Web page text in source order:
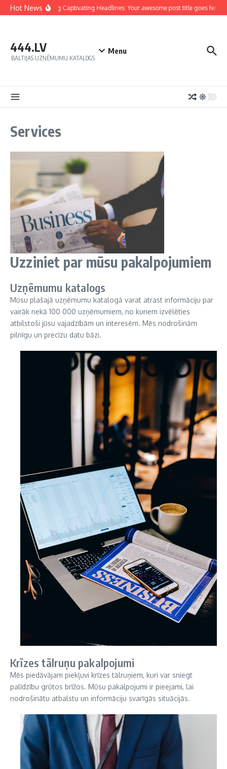
Hot NewsCrafting Captivating Headlines: Your awesome post title goes here
444.LV
BALTIJAS UZŅĒMUMU KATALOGS
Menu
Services
Uzziniet par mūsu pakalpojumiem
Uzņēmumu katalogs
Mūsu plašajā uzņēmumu katalogā varat atrast informāciju par
vairāk nekā 100 000 uzņēmumiem, no kuriem izvēlēties
atbilstoši jūsu vajadzībām un interesēm. Mēs nodrošinām
pilnīgu un precīzu datu bāzi.
Krīzes tālruņu pakalpojumi
Mēs piedāvājam piekļuvi krīzes tālruņiem, kuri var sniegt
palīdzību grūtos brīžos. Mūsu pakalpojumi ir pieejami, lai
nodrošinātu atbalstu un informāciju svarīgās situācijās.